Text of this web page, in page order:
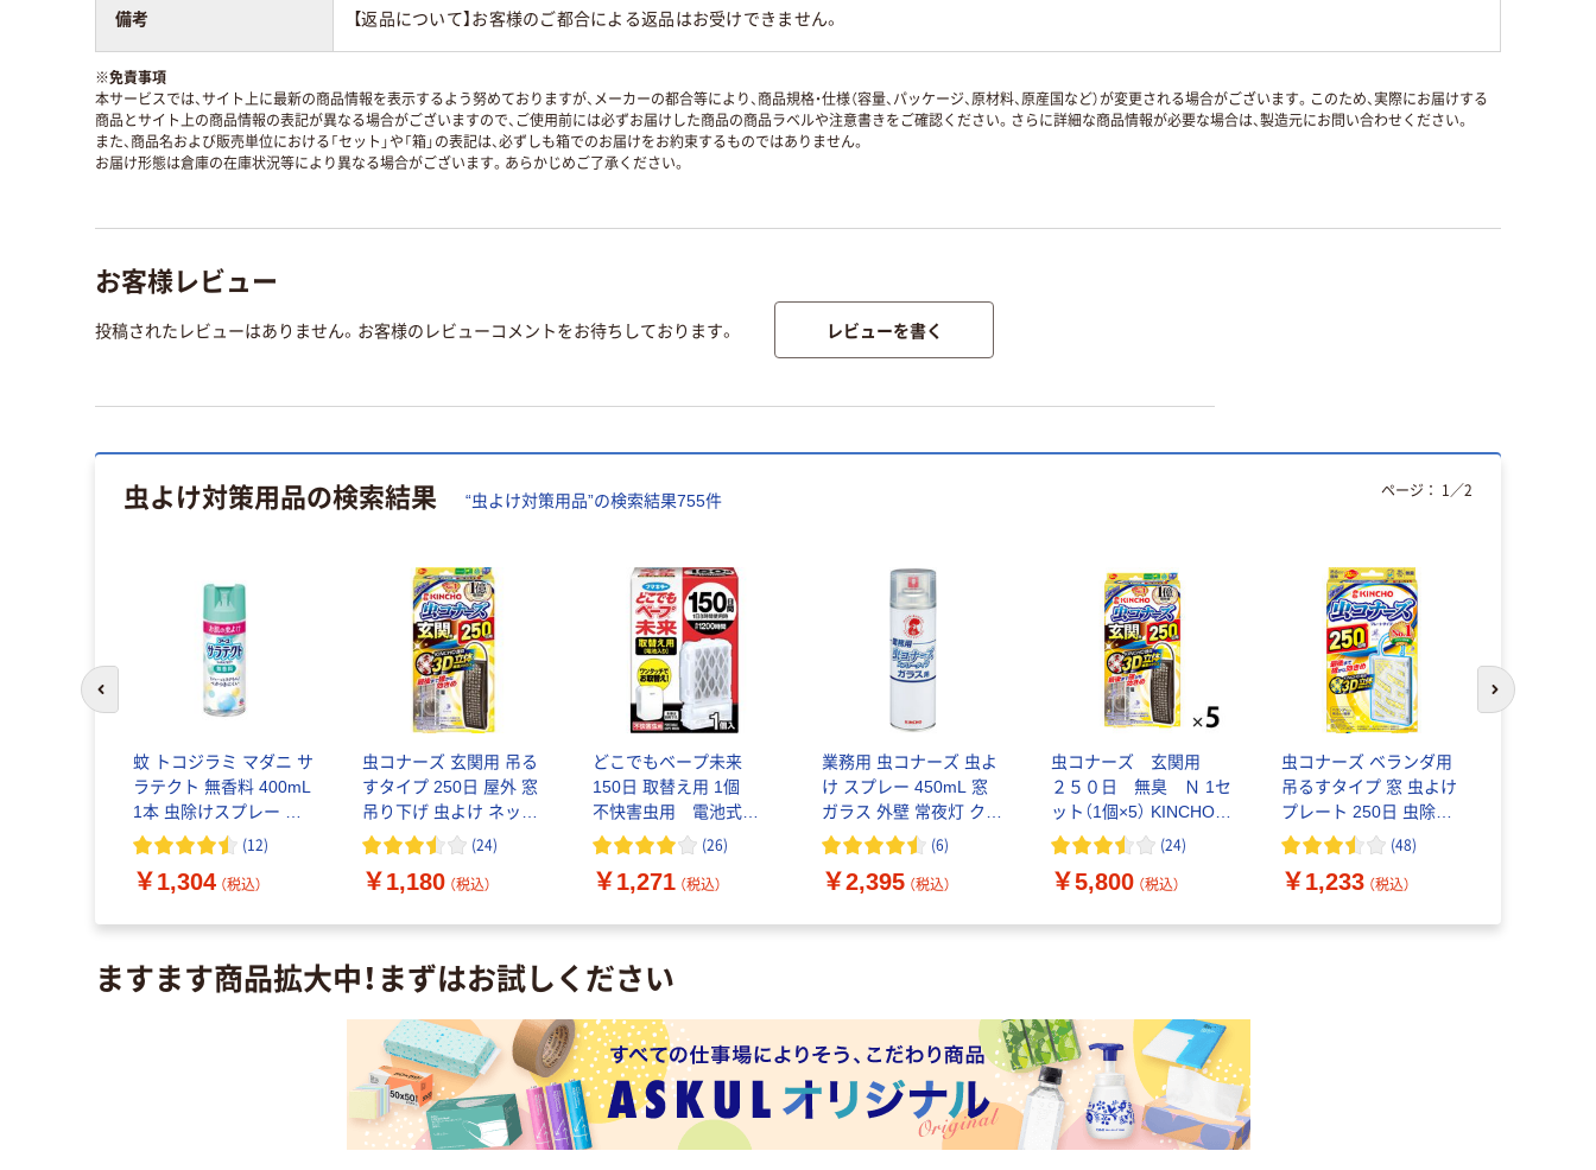
備考 【返品について】お客様のご都合による返品はお受けできません。
※免責事項
本サービスでは、サイト上に最新の商品情報を表示するよう努めておりますが、メーカーの都合等により、商品規格・仕様（容量、パッケージ、原材料、原産国など）が変更される場合がございます。このため、実際にお届けする
商品とサイト上の商品情報の表記が異なる場合がございますので、ご使用前には必ずお届けした商品の商品ラベルや注意書きをご確認ください。さらに詳細な商品情報が必要な場合は、製造元にお問い合わせください。
また、商品名および販売単位における「セット」や「箱」の表記は、必ずしも箱でのお届けをお約束するものではありません。
お届け形態は倉庫の在庫状況等により異なる場合がございます。あらかじめご了承ください。
お客様レビュー
投稿されたレビューはありません。お客様のレビューコメントをお待ちしております。 レビューを書く
虫よけ対策用品の検索結果 “虫よけ対策用品”の検索結果755件
蚊 トコジラミ マダニ サ
ラテクト 無香料 400mL
1本 虫除けスプレー お
肌の虫よけ アウトドア
(12)
￥1,304 （税込）
虫コナーズ 玄関用 吊る
すタイプ 250日 屋外 窓
吊り下げ 虫よけ ネット
虫除け 防虫剤 1個
(24)
￥1,180 （税込）
どこでもベープ未来
150日 取替え用 1個
不快害虫用 電池式
フマキラー
(26)
￥1,271 （税込）
業務用 虫コナーズ 虫よ
け スプレー 450mL 窓
ガラス 外壁 常夜灯 クモ
の巣 カメムシ 1本
(6)
￥2,395 （税込）
虫コナーズ 玄関用
２５０日 無臭 Ｎ 1セ
ット（1個×5） KINCHO
キンチョー
(24)
￥5,800 （税込）
虫コナーズ ベランダ用
吊るすタイプ 窓 虫よけ
プレート 250日 虫除け
ネット 防虫剤 1個
(48)
￥1,233 （税込）
ページ： 1 ／2
前のスライドへ 次のスライド
ますます商品拡大中！まずはお試しください